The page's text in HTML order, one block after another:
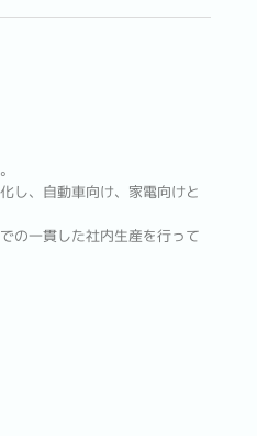
し、自動車向け、家電向けと
の一貫した社内生産を行って